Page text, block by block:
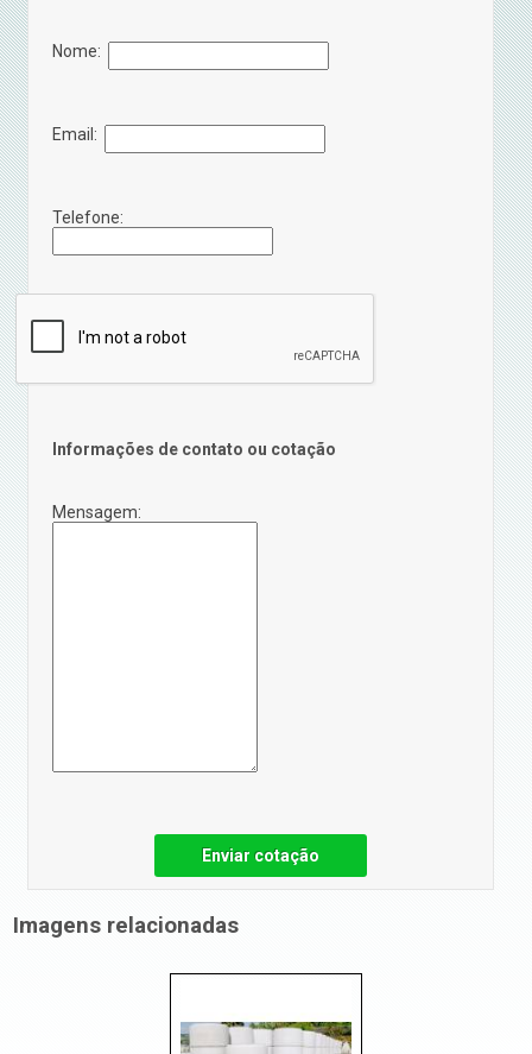
Nome:
Email:
Telefone:
Informações de contato ou cotação
Mensagem:
Enviar cotação
Imagens relacionadas